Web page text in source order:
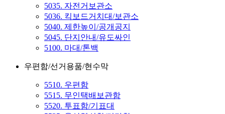
5035. 자전거보관소
5036. 킥보드거치대/보관소
5040. 제한높이/공개공지
5045. 단지안내/유도싸인
5100. 마대/톤백
우편함/선거용품/현수막
5510. 우편함
5515. 무인택배보관함
5520. 투표함/기표대